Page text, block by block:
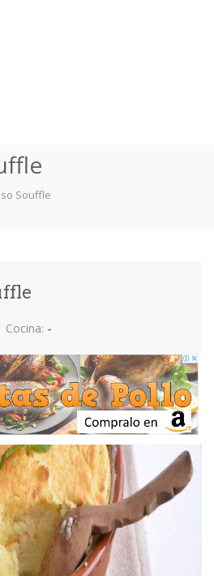
Frutas Galletas
Helados Hot Dogs
Mermeladas Muffins
Pastas Pasteles
Platos Fue…
Souffle
Cocina: -